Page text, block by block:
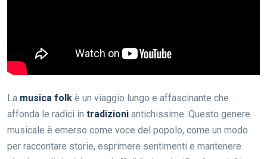
La musica folk è un viaggio lungo e affascinante che
affonda le radici in tradizioni antichissime. Questo genere
musicale è emerso come voce del popolo, come un modo
per raccontare storie, esprimere sentimenti e mantenere